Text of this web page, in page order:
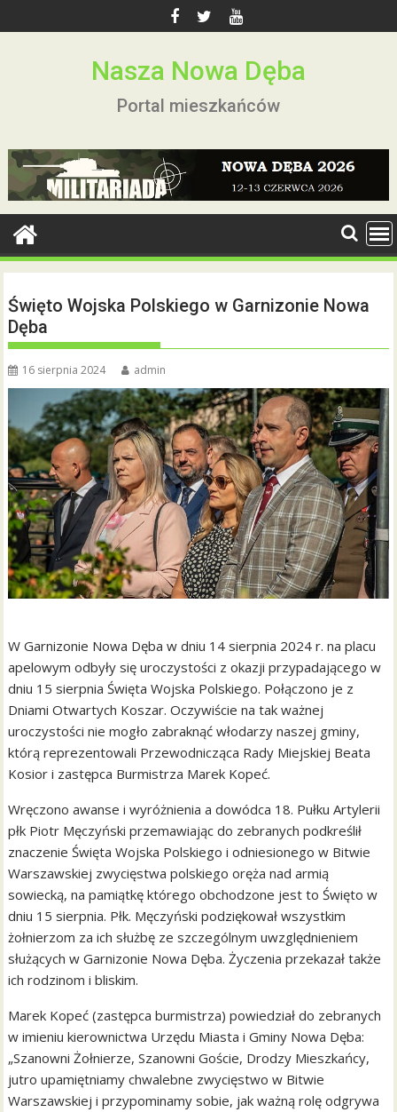
to
Nasza Nowa Dęba
Portal mieszkańców
Święto Wojska Polskiego w Garnizonie Nowa
Dęba
16 sierpnia 2024 admin
W Garnizonie Nowa Dęba w dniu 14 sierpnia 2024 r. na placu
apelowym odbyły się uroczystości z okazji przypadającego w
dniu 15 sierpnia Święta Wojska Polskiego. Połączono je z
Dniami Otwartych Koszar. Oczywiście na tak ważnej
uroczystości nie mogło zabraknąć włodarzy naszej gminy,
którą reprezentowali Przewodnicząca Rady Miejskiej Beata
Kosior i zastępca Burmistrza Marek Kopeć.
Wręczono awanse i wyróżnienia a dowódca 18. Pułku Artylerii
płk Piotr Męczyński przemawiając do zebranych podkreślił
znaczenie Święta Wojska Polskiego i odniesionego w Bitwie
Warszawskiej zwycięstwa polskiego oręża nad armią
sowiecką, na pamiątkę którego obchodzone jest to Święto w
dniu 15 sierpnia. Płk. Męczyński podziękował wszystkim
żołnierzom za ich służbę ze szczególnym uwzględnieniem
służących w Garnizonie Nowa Dęba. Życzenia przekazał także
ich rodzinom i bliskim.
Marek Kopeć (zastępca burmistrza) powiedział do zebranych
w imieniu kierownictwa Urzędu Miasta i Gminy Nowa Dęba:
„Szanowni Żołnierze, Szanowni Goście, Drodzy Mieszkańcy,
jutro upamiętniamy chwalebne zwycięstwo w Bitwie
Warszawskiej i przypominamy sobie, jak ważną rolę odgrywa